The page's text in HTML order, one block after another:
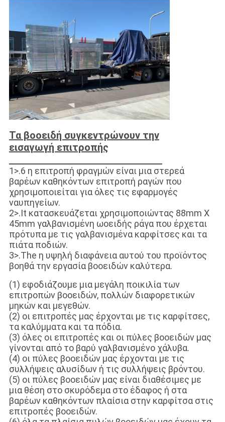
Τα βοοειδή συγκεντρώνουν την
εισαγωγή επιτροπής
1>.6 η επιτροπή φραγμών είναι μια στερεά
βαρέων καθηκόντων επιτροπή ραγών που
χρησιμοποιείται για όλες τις εφαρμογές
ναυπηγείων.
2>.It κατασκευάζεται χρησιμοποιώντας 88mm X
45mm γαλβανισμένη ωοειδής ράγα που έρχεται
πρότυπα με τις γαλβανισμένα καρφίτσες και τα
πιάτα ποδιών.
3>.The η υψηλή διαφάνεια αυτού του προϊόντος
βοηθά την εργασία βοοειδών καλύτερα.
(1) εφοδιάζουμε μια μεγάλη ποικιλία των
επιτροπών βοοειδών, πολλών διαφορετικών
μηκών και μεγεθών.
(2) οι επιτροπές μας έρχονται με τις καρφίτσες,
τα καλύμματα και τα πόδια.
(3) όλες οι επιτροπές και οι πύλες βοοειδών μας
γίνονται από το βαρύ γαλβανισμένο χάλυβα.
(4) οι πύλες βοοειδών μας έρχονται με τις
συλλήψεις αλυσίδων ή τις συλλήψεις βρόντου.
(5) οι πύλες βοοειδών μας είναι διαθέσιμες με
μια θέση στο σκυρόδεμα στο έδαφος ή στα
βαρέων καθηκόντων πλαίσια στην καρφίτσα στις
επιτροπές βοοειδών.